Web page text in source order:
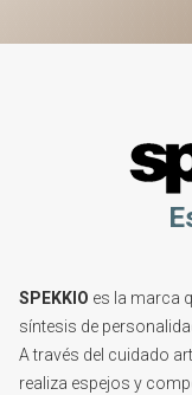
SPEKKIO es la marca
síntesis de
A través del cuidado
realiza espejos y